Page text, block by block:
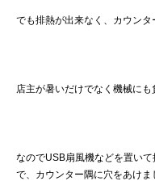
でも排熱が出来なく、カウンタ
店主が暑いだけでなく機械に
なのでUSB扇風機などを置い
で、カウンター隅に穴をあけま